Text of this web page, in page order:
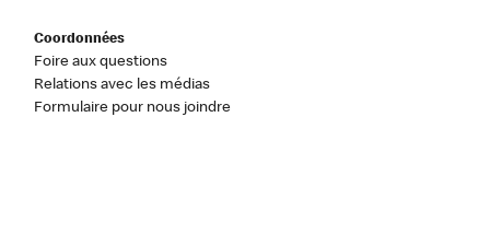
Coordonnées
Foire aux questions
Relations avec les médias
Formulaire pour nous joindre